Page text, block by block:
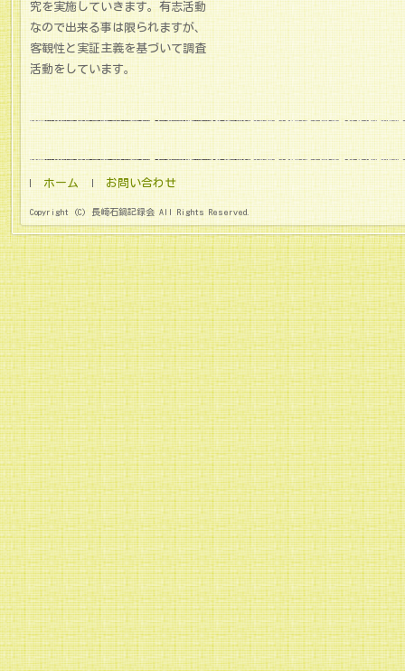
究を実施していきます。有志活動
なので出来る事は限られますが、
客観性と実証主義を基づいて調査
活動をしています。
ホーム お問い合わせ
Copyright (C) 長崎石鍋記録会 All Rights Reserved.